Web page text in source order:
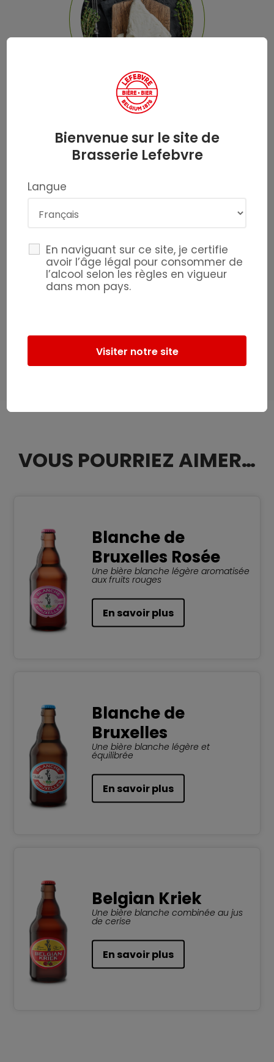
Fromages
Fromage de chèvre
Pancakes, crêpes
VOUS POURRIEZ AIMER…
Blanche de
Bruxelles Rosée
Une bière blanche légère aromatisée
aux fruits rouges
En savoir plus
Blanche de
Bruxelles
Une bière blanche légère et
équilibrée
En savoir plus
Belgian Kriek
Une bière blanche combinée au jus
de cerise
En savoir plus
Bienvenue sur le site de
Brasserie Lefebvre
Langue
En naviguant sur ce site, je certifie
avoir l’âge légal pour consommer de
l’alcool selon les règles en vigueur
dans mon pays.